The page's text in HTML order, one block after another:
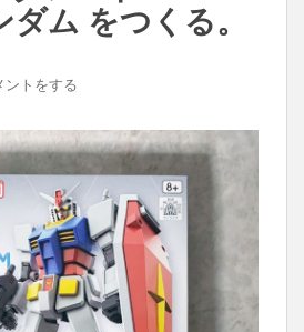
ム をつくる。
ントをする